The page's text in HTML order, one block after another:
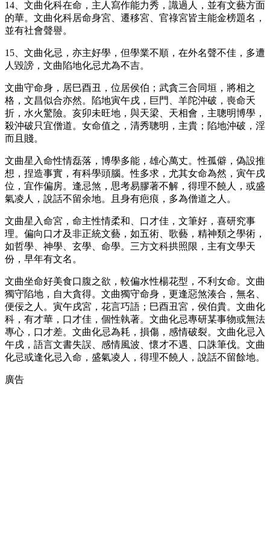
14、文曲化科在命，主人寫作能力秀，識過人，並有文藝方面
的華。文曲化科居命身宮、遷移宮、官祿宮皆主能金榜題名，
並有社會聲譽。
15、文曲化忌，亦主好學，但學業不順，在外名聲不佳，多遭
人毀謗，文曲陷地化忌尤為不吉。
文曲守命身，居巳酉丑，位居侯伯；武貪三合同垣，將相之
格，文昌似合亦然。陷地寅午戌，巨門、羊陀沖破，喪命夭
折，水火驚險。亥卯未旺地，與天梁、天相會，主聰明博學，
殺沖破只宜僧道。女命值之，清秀聰明，主貴；陷地沖破，淫
而且賤。
文曲星入命性情磊落，博學多能，雄心萬丈。性孤僻，偽設推
想，捏造事實，有科學頭腦。性多求，尤其女命為然，寅午戌
位，宜作偏房。逢忌煞，思考易膠著不解，得理不饒人，或盛
氣凌人，說話不留余地。且身有疤痕，多為僧道之人。
文曲星入命宮，命主性情柔和、口才佳，文筆好，喜研究事
理。偏向口才及非正統文藝，如五術、歌藝，精神類之學術，
如哲學、神學、玄學、命學。三方文科拱照限，主有文學天
份，早年有文名。
文曲坐命好美食口腹之欲，較偏水性楊花型，不利女命。文曲
獨守陷地，自大貪得。文曲獨守命身，更逢惡煞湊合，無名、
便佞之人。寅午戌宮，花言巧語；巳酉丑宮，侯伯貴。文曲化
科，有才華，口才佳，個性執著。文曲化忌專研某事物或無法
專心，口才差。文曲化忌為耗，損傷，感情破裂。文曲化忌入
午戌，語言文書失誤、感情風波、懷才不遇、口誅筆伐。文曲
化忌或逢化忌入命，盛氣凌人，得理不饒人，說話不留餘地。
廣告